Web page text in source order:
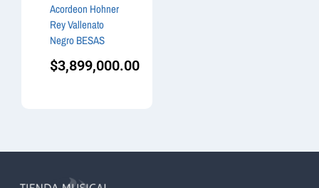
Acordeon Hohner
Rey Vallenato
Negro BESAS
$3,899,000.00